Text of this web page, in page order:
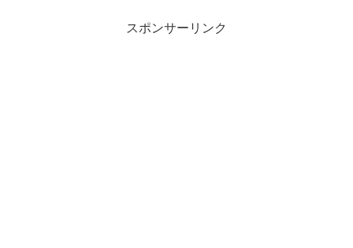
スポンサーリンク